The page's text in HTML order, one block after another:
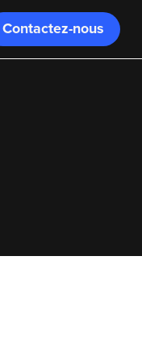
Contactez-nous